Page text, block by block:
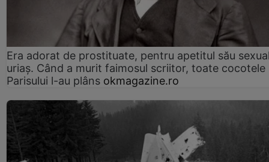
Era adorat de prostituate, pentru apetitul său
uriaș. Când a murit faimosul scriitor, toate cocotele
Parisului l-au plâns okmagazine.ro